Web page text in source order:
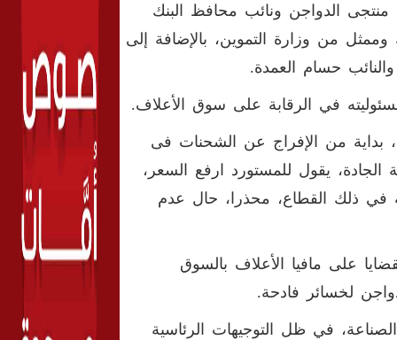
منتجى الدواجن ونائب محافظ البنك
من وزارة التموين، بالإضافة إلى
حسام العمدة.
في الرقابة على سوق الأعلاف.
بداية من الإفراج عن الشحنات فى
الجادة، يقول للمستورد ارفع السعر،
في ذلك القطاع، محذرا، حال عدم
على مافيا الأعلاف بالسوق
لخسائر فادحة.
في ظل التوجيهات الرئاسية